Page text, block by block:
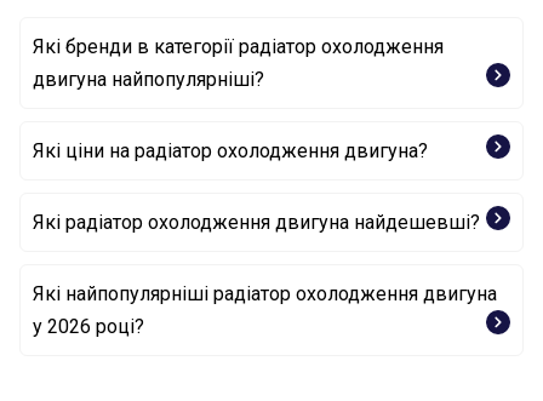
Які бренди в категорії радіатор охолодження
двигуна найпопулярніші?
NISSENS
NRF
Які ціни на радіатор охолодження двигуна?
Які радіатор охолодження двигуна найдешевші?
Радіатор, система охолодження двигуна 8D0121100
Які найпопулярніші радіатор охолодження двигуна
у 2026 році?